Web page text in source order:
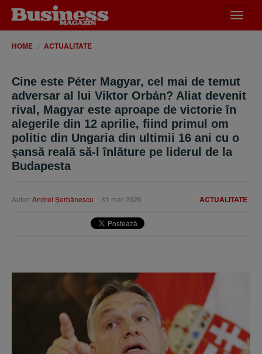
meniu
HOME ACTUALITATE
Cine este Péter Magyar, cel mai de temut
adversar al lui Viktor Orbán? Aliat devenit
rival, Magyar este aproape de victorie în
alegerile din 12 aprilie, fiind primul om
politic din Ungaria din ultimii 16 ani cu o
şansă reală să-l înlăture pe liderul de la
Budapesta
ACTUALITATE
Autor: Andrei Şerbănescu 31 mar 2026